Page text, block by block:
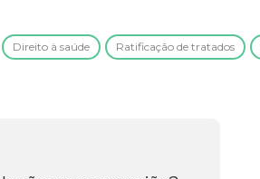
Direito à saúde Ratificação de tratados